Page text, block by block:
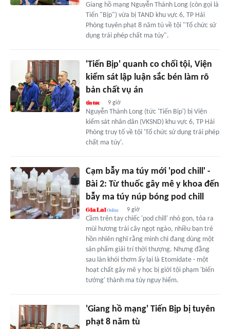
Giang hồ mạng Nguyễn Thành Long (còn gọi là
Tiến "Bịp") vừa bị TAND khu vực 6, TP Hải
Phòng tuyên phạt 8 năm tù về tội "Tổ chức sử
dụng trái phép chất ma túy".
'Tiến Bịp' quanh co chối tội, Viện
kiểm sát lập luận sắc bén làm rõ
bản chất vụ án
9 giờ
Nguyễn Thành Long (tức 'Tiến Bịp') bị Viện
kiểm sát nhân dân (VKSND) khu vực 6, TP Hải
Phòng truy tố về tội 'Tổ chức sử dụng trái phép
chất ma túy'.
Cạm bẫy ma túy mới 'pod chill' -
Bài 2: Từ thuốc gây mê y khoa đến
bẫy ma túy núp bóng pod chill
9 giờ
Cầm trên tay chiếc 'pod chill' nhỏ gọn, tỏa ra
mùi hương trái cây ngọt ngào, nhiều bạn trẻ
hồn nhiên nghĩ rằng mình chỉ đang dùng một
sản phẩm giải trí thời thượng. Nhưng đằng
sau làn khói thơm ấy lại là Etomidate - một
hoạt chất gây mê y học bị giới tội phạm 'biến
tướng' thành ma túy nguy hiểm.
'Giang hồ mạng' Tiến Bịp bị tuyên
phạt 8 năm tù